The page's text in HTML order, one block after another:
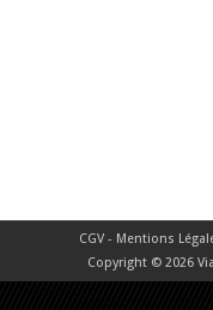
CGV - Mentions
Copyright © 2026